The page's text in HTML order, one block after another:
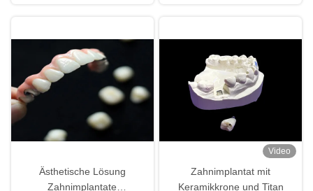
Ästhetische Lösung
Zahnimplantate
Video
Zahnimplantat mit
Keramikkrone und Titan